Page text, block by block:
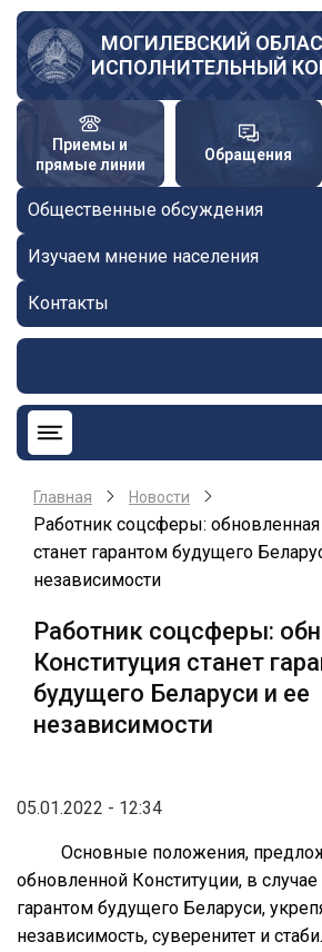
Перейти
основному
содержанию
МОГИЛЕВСКИЙ
ИСПОЛНИТЕЛЬНЫЙ
Приемы и
прямые линии
Обращения
Общественные обсуждения
Изучаем мнение населения
Контакты
Главная Новости
Работник соцсферы:
станет гарантом будущего
независимости
Работник соцсферы:
Конституция станет
будущего Беларуси и ее
независимости
05.01.2022 - 12:34
Основные положения,
обновленной Конституции, в случае
гарантом будущего Беларуси,
независимость, суверенитет и